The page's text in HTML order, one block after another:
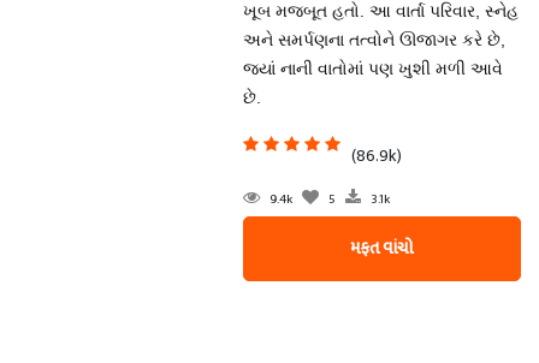
ખૂબ મજબૂત હતો. આ વાર્તા પરિવાર, સ્નેહ
અને સમર્પણના તત્વોને ઊજાગર કરે છે,
જ્યાં નાની વાતોમાં પણ ખુશી મળી આવે
છે.
(86.9k)
9.4k 5 3.1k
મફત વાંચો